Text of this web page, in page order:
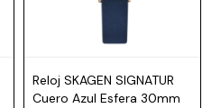
Reloj SKAGEN SIGNATUR
Cuero Azul Esfera 30mm